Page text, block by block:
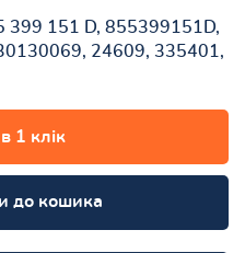
399 151 D, 855399151D,
24609, 335401,
1 клік
до кошика